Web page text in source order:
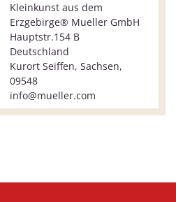
Kleinkunst aus dem
Erzgebirge® Mueller GmbH
Hauptstr.154 B
Deutschland
Kurort Seiffen, Sachsen,
09548
info@mueller.com